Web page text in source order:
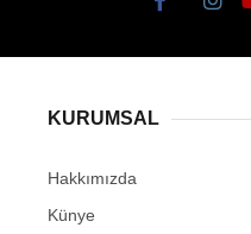
KURUMSAL
Hakkımızda
Künye